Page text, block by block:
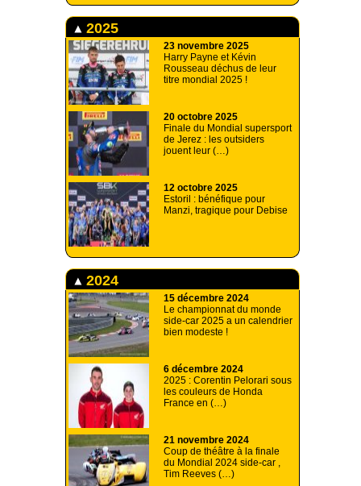
2025
23 novembre 2025
Harry Payne et Kévin
Rousseau déchus de leur
titre mondial 2025 !
20 octobre 2025
Finale du Mondial supersport
de Jerez : les outsiders
jouent leur (…)
12 octobre 2025
Estoril : bénéfique pour
Manzi, tragique pour Debise
2024
15 décembre 2024
Le championnat du monde
side-car 2025 a un calendrier
bien modeste !
6 décembre 2024
2025 : Corentin Pelorari sous
les couleurs de Honda
France en (…)
21 novembre 2024
Coup de théâtre à la finale
du Mondial 2024 side-car ,
Tim Reeves (…)